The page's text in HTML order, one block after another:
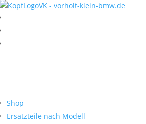
Shop
Ersatzteile nach Modell